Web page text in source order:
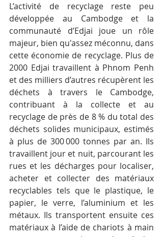
L’activité de recyclage reste peu
développée au Cambodge et la
communauté d’Edjai joue un rôle
majeur, bien qu'assez méconnu, dans
cette économie de recyclage. Plus de
2000 Edjai travaillent à Phnom Penh
et des milliers d’autres récupèrent les
déchets à travers le Cambodge,
contribuant à la collecte et au
recyclage de près de 8 % du total des
déchets solides municipaux, estimés
à plus de 300 000 tonnes par an. Ils
travaillent jour et nuit, parcourant les
rues et les décharges pour localiser,
acheter et collecter des matériaux
recyclables tels que le plastique, le
papier, le verre, l’aluminium et les
métaux. Ils transportent ensuite ces
matériaux à l’aide de chariots à main